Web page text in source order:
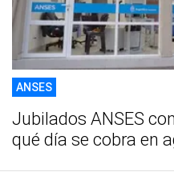
ANSES
Jubilados ANSES
qué día se cobra en